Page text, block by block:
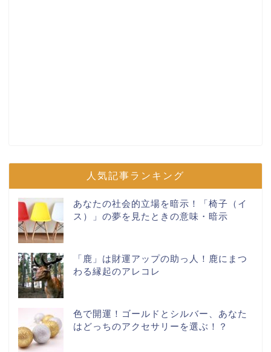
人気記事ランキング
あなたの社会的立場を暗示！「椅子（イ
ス）」の夢を見たときの意味・暗示
「鹿」は財運アップの助っ人！鹿にまつ
わる縁起のアレコレ
色で開運！ゴールドとシルバー、あなた
はどっちのアクセサリーを選ぶ！？